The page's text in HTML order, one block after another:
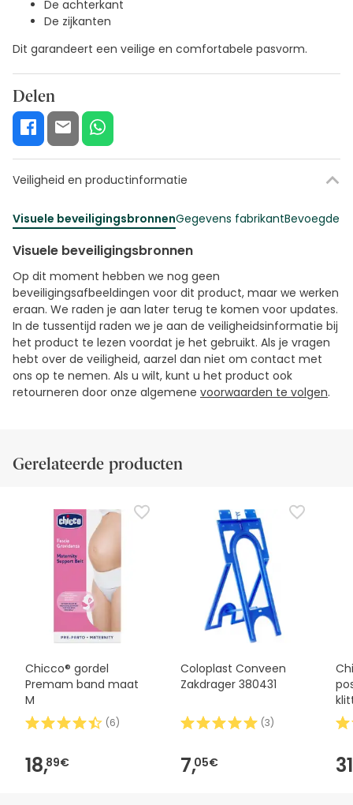
De achterkant
De zijkanten
Dit garandeert een veilige en comfortabele pasvorm.
Delen
Veiligheid en productinformatie
Visuele beveiligingsbronnenGegevens fabrikantBevoegde
Visuele beveiligingsbronnen
Op dit moment hebben we nog geen
beveiligingsafbeeldingen voor dit product, maar we werken
eraan. We raden je aan later terug te komen voor updates.
In de tussentijd raden we je aan de veiligheidsinformatie bij
het product te lezen voordat je het gebruikt. Als je vragen
hebt over de veiligheid, aarzel dan niet om contact met
ons op te nemen. Als u wilt, kunt u het product ook
retourneren door onze algemene voorwaarden te volgen.
Gerelateerde producten
Chicco® gordel
Premam band maat
M
(6)
18,89€
Coloplast Conveen
Zakdrager 380431
(3)
7,05€
1ud